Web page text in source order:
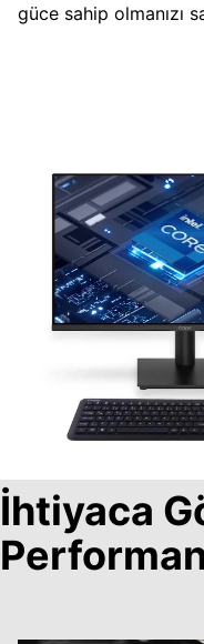
güce sahip olmanızı
İhtiyaca